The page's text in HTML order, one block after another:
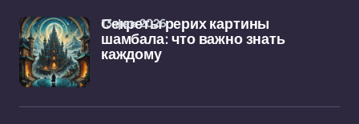
Секреты рерих картины
шамбала: что важно знать
каждому
13 фев 2026